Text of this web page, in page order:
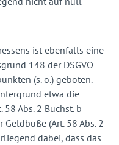
ist ebenfalls eine
148 der DSGVO
(s. o.) geboten.
etwa die
Abs. 2 Buchst. b
Geldbuße (Art. 58 Abs. 2
dabei, dass das